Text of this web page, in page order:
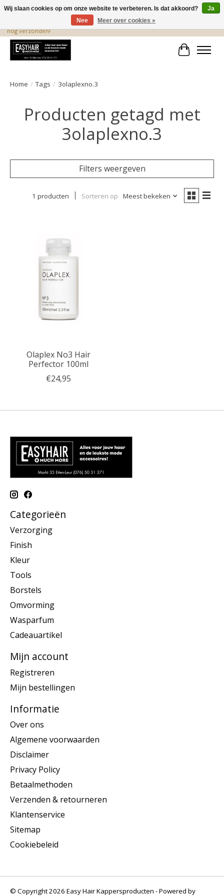
De beste produkten staan hier! Voor 15.00 uur besteld, wordt dezelfde dag
nog verzonden!
Home / Tags / 3olaplexno.3
Producten getagd met
3olaplexno.3
Filters weergeven
1 producten Sorteren op Meest bekeken
Olaplex No3 Hair
Perfector 100ml
€24,95
Categorieën
Verzorging
Finish
Kleur
Tools
Borstels
Omvorming
Wasparfum
Cadeauartikel
Mijn account
Registreren
Mijn bestellingen
Informatie
Over ons
Algemene voorwaarden
Disclaimer
Privacy Policy
Betaalmethoden
Verzenden & retourneren
Klantenservice
Sitemap
Cookiebeleid
© Copyright 2026 Easy Hair Kappersproducten - Powered by
Wij slaan cookies op om onze website te verbeteren. Is dat akkoord?
Ja
Nee
Meer over cookies »